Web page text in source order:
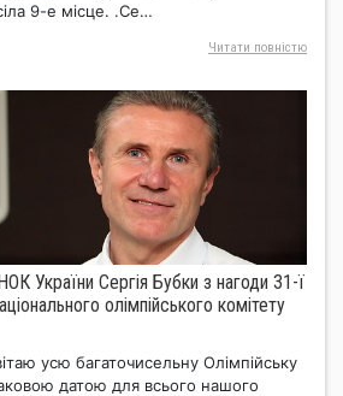
9-е місце. .Се…
Читати повнiстю
України Сергія Бубки з нагоди 31-ї
олімпійського комітету
усю багаточисельну Олімпійську
датою для всього нашого